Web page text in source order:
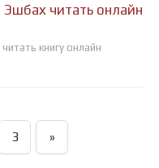
Эшбах читать онлайн
книгу онлайн
3 »